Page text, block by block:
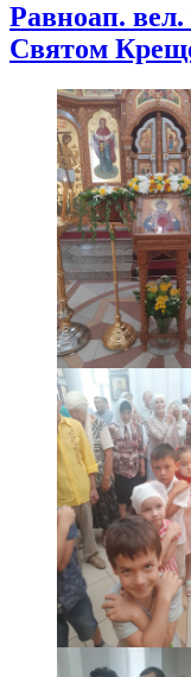
Равноап.
Святом